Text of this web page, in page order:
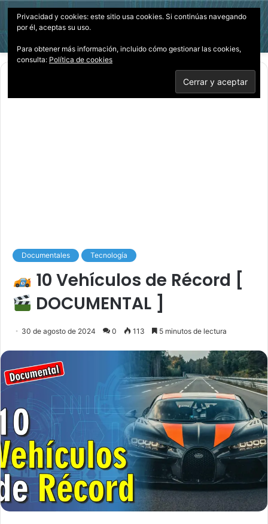
Menú
Documentales Tecnología
10 Vehículos de Récord [
DOCUMENTAL ]
30 de agosto de 2024 0 113 5 minutos de lectura
Privacidad y cookies: este sitio usa cookies. Si continúas navegando
por él, aceptas su uso.
Para obtener más información, incluido cómo gestionar las cookies,
consulta: Política de cookies